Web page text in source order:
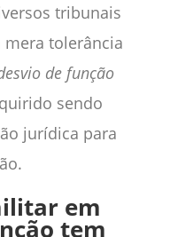
tribunais
mera tolerância
de função
sendo
jurídica para
em
tem